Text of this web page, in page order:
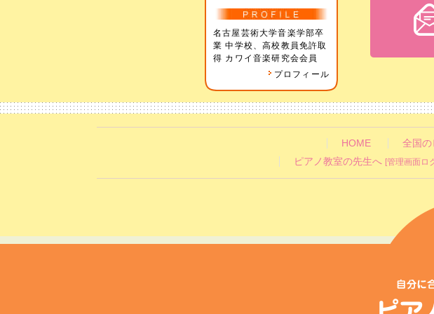
名古屋芸術大学音楽学部卒
業 中学校、高校教員免許取
得 カワイ音楽研究会会員
プロフィール
HOME 全国
ピアノ教室の先生へ [管理画面ロ